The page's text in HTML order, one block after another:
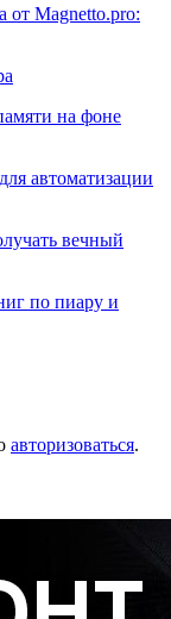
от Magnetto.pro:
на фоне
автоматизации
вечный
по пиару и
авторизоваться.